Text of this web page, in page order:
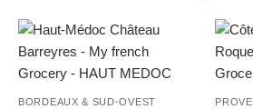
BORDEAUX & SUD-OVEST